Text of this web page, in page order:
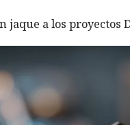
jaque a los proyectos